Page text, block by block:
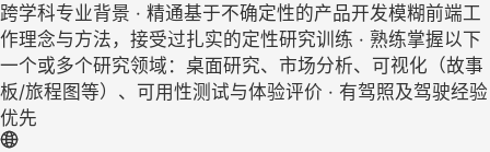
跨学科专业背景 · 精通基于不确定性的产品开发模糊前端工
作理念与方法，接受过扎实的定性研究训练 · 熟练掌握以下
一个或多个研究领域：桌面研究、市场分析、可视化（故事
板/旅程图等）、可用性测试与体验评价 · 有驾照及驾驶经验
优先